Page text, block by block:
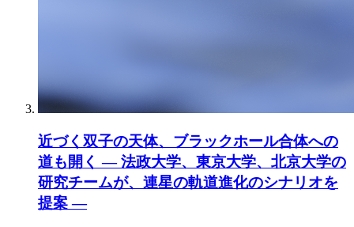
近づく双子の天体、ブラックホール合体への
道も開く ― 法政大学、東京大学、北京大学の
研究チームが、連星の軌道進化のシナリオを
提案 ―